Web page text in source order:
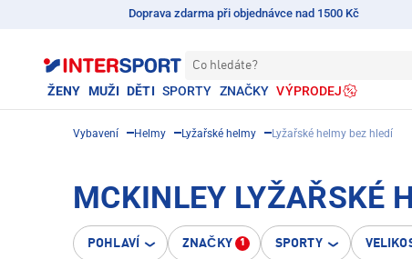
Doprava zdarma při objednávce nad 1500 Kč
Co hledáte?
ŽENY MUŽI DĚTI SPORTY ZNAČKY VÝPRODEJ
Vybavení Helmy Lyžařské helmy Lyžařské helmy bez hledí
MCKINLEY LYŽAŘSKÉ
POHLAVÍ ZNAČKY 1 SPORTY